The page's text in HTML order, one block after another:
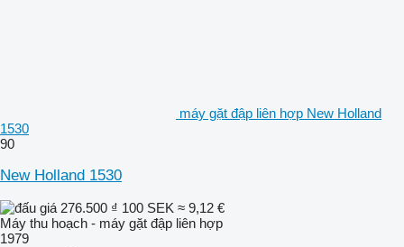
máy gặt đập liên hợp New Holland
1530
90
New Holland 1530
276.500 ₫ 100 SEK ≈ 9,12 €
Máy thu hoạch - máy gặt đập liên hợp
1979